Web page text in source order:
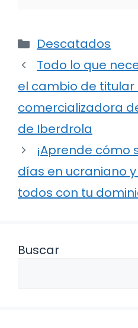
Categorías
Descatados
Todo lo que
el cambio de titular
comercializadora
de Iberdrola
¡Aprende cómo
días en ucraniano
todos con tu
Buscar